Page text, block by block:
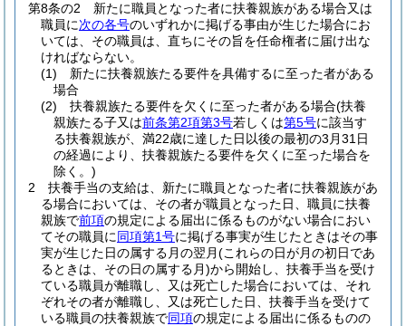
第8条の2
新たに職員となった者に扶養親族がある場合又は
職員に次の各号のいずれかに掲げる事由が生じた場合にお
いては、その職員は、直ちにその旨を任命権者に届け出な
ければならない。
(1)
新たに扶養親族たる要件を具備するに至った者がある
場合
(2)
扶養親族たる要件を欠くに至った者がある場合(扶養
親族たる子又は前条第2項第3号若しくは第5号に該当す
る扶養親族が、満22歳に達した日以後の最初の3月31日
の経過により、扶養親族たる要件を欠くに至った場合を
除く。)
2
扶養手当の支給は、新たに職員となった者に扶養親族があ
る場合においては、その者が職員となった日、職員に扶養
親族で前項の規定による届出に係るものがない場合におい
てその職員に同項第1号に掲げる事実が生じたときはその事
実が生じた日の属する月の翌月(これらの日が月の初日であ
るときは、その日の属する月)から開始し、扶養手当を受け
ている職員が離職し、又は死亡した場合においては、それ
ぞれその者が離職し、又は死亡した日、扶養手当を受けて
いる職員の扶養親族で同項の規定による届出に係るものの